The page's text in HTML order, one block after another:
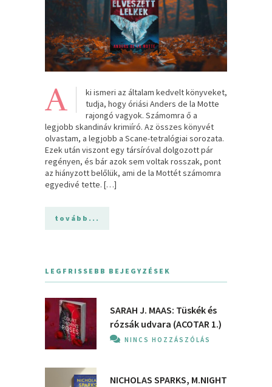
A
ki ismeri az általam kedvelt könyveket,
tudja, hogy óriási Anders de la Motte
rajongó vagyok. Számomra ő a
legjobb skandináv krimiíró. Az összes könyvét
olvastam, a legjobb a Scane-tetralógiai sorozata.
Ezek után viszont egy társíróval dolgozott pár
regényen, és bár azok sem voltak rosszak, pont
az hiányzott belőlük, ami de la Mottét számomra
egyedivé tette. […]
tovább...
LEGFRISSEBB BEJEGYZÉSEK
SARAH J. MAAS: Tüskék és
rózsák udvara (ACOTAR 1.)
NINCS HOZZÁSZÓLÁS
NICHOLAS SPARKS, M.NIGHT